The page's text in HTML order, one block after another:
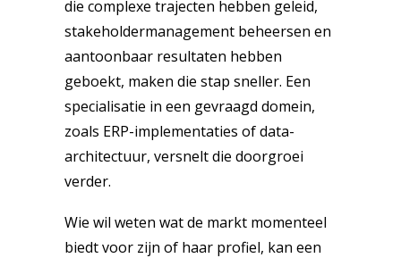
die complexe trajecten hebben geleid,
stakeholdermanagement beheersen en
aantoonbaar resultaten hebben
geboekt, maken die stap sneller. Een
specialisatie in een gevraagd domein,
zoals ERP-implementaties of data-
architectuur, versnelt die doorgroei
verder.
Wie wil weten wat de markt momenteel
biedt voor zijn of haar profiel, kan een